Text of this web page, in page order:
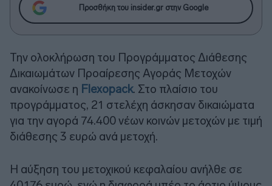
Προσθήκη του insider.gr στην Google
Την ολοκλήρωση του Προγράμματος Διάθεσης
Δικαιωμάτων Προαίρεσης Αγοράς Μετοχών
ανακοίνωσε η Flexopack. Στο πλαίσιο του
προγράμματος, 21 στελέχη άσκησαν δικαιώματα
για την αγορά 74.400 νέων κοινών μετοχών με τιμή
διάθεσης 3 ευρώ ανά μετοχή.
Η αύξηση του μετοχικού κεφαλαίου ανήλθε σε